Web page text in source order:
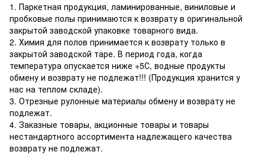
1. Паркетная продукция, ламинированные, виниловые и
пробковые полы принимаются к возврату в оригинальной
закрытой заводской упаковке товарного вида.
2. Химия для полов принимается к возврату только в
закрытой заводской таре. В период года, когда
температура опускается ниже +5С, водные продукты
обмену и возврату не подлежат!!! (Продукция хранится у
нас на теплом складе).
3. Отрезные рулонные материалы обмену и возврату не
подлежат.
4. Заказные товары, акционные товары и товары
нестандартного ассортимента надлежащего качества
возврату не подлежат.